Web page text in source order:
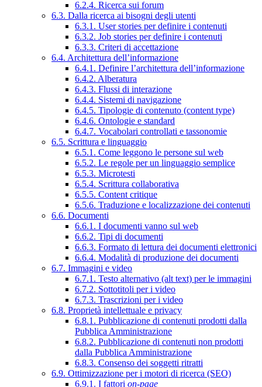
6.2.4. Ricerca sui forum
6.3. Dalla ricerca ai bisogni degli utenti
6.3.1. User stories per definire i contenuti
6.3.2. Job stories per definire i contenuti
6.3.3. Criteri di accettazione
6.4. Architettura dell’informazione
6.4.1. Definire l’architettura dell’informazione
6.4.2. Alberatura
6.4.3. Flussi di interazione
6.4.4. Sistemi di navigazione
6.4.5. Tipologie di contenuto (content type)
6.4.6. Ontologie e standard
6.4.7. Vocabolari controllati e tassonomie
6.5. Scrittura e linguaggio
6.5.1. Come leggono le persone sul web
6.5.2. Le regole per un linguaggio semplice
6.5.3. Microtesti
6.5.4. Scrittura collaborativa
6.5.5. Content critique
6.5.6. Traduzione e localizzazione dei contenuti
6.6. Documenti
6.6.1. I documenti vanno sul web
6.6.2. Tipi di documenti
6.6.3. Formato di lettura dei documenti elettronici
6.6.4. Modalità di produzione dei documenti
6.7. Immagini e video
6.7.1. Testo alternativo (alt text) per le immagini
6.7.2. Sottotitoli per i video
6.7.3. Trascrizioni per i video
6.8. Proprietà intellettuale e privacy
6.8.1. Pubblicazione di contenuti prodotti dalla
Pubblica Amministrazione
6.8.2. Pubblicazione di contenuti non prodotti
dalla Pubblica Amministrazione
6.8.3. Consenso dei soggetti ritratti
6.9. Ottimizzazione per i motori di ricerca (SEO)
6.9.1. I fattori on-page